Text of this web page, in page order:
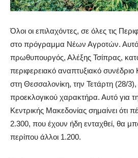
Όλοι οι επιλαχόντες, σε όλες τις
στο πρόγραμμα Νέων Αγροτών.
πρωθυπουργός, Αλέξης Τσίπρας,
περιφερειακό αναπτυξιακό συνέδριο
στη Θεσσαλονίκη, την Τετάρτη (28/
προεκλογικού χαρακτήρα. Αυτό για
Κεντρικής Μακεδονίας σημαίνει ότι
2.300, που έχουν ήδη ενταχθεί, θα
περίπου άλλοι 1.200.